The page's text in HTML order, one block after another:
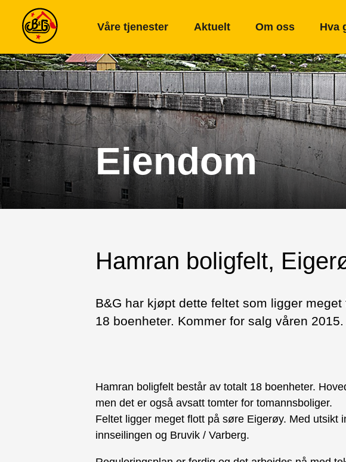
Våre tjenester Aktuelt Om oss Hva
Eiendom
Hamran boligfelt,
B&G har kjøpt dette feltet som ligger
18 boenheter. Kommer for salg våren
Hamran boligfelt består av totalt 18 boenheter.
men det er også avsatt tomter for tomannsboliger.
Feltet ligger meget flott på søre Eigerøy. Med utsikt
innseilingen og Bruvik / Varberg.